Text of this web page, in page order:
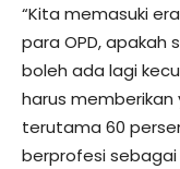
“Kita memasuki
para OPD, apakah
boleh ada lagi
harus
terutama 60
berprofesi sebagai